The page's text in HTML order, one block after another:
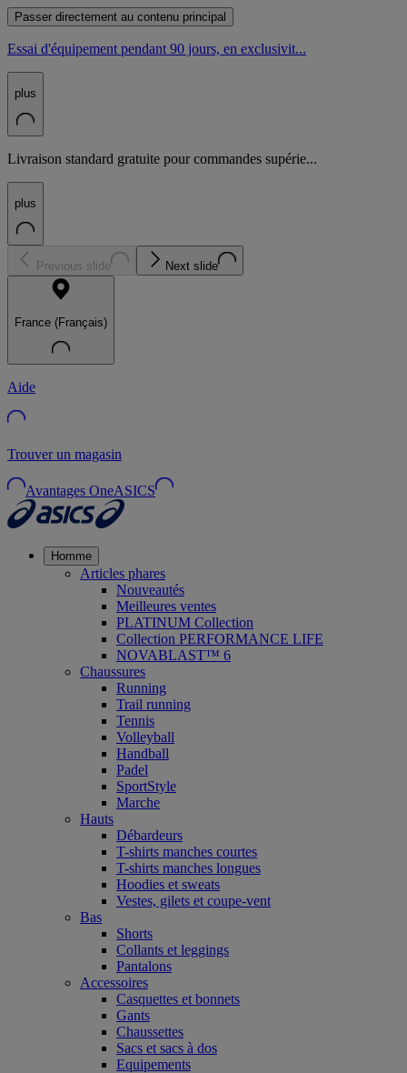
Passer directement au contenu principal
Essai d'équipement pendant 90 jours, en exclusivit...
plus
Livraison standard gratuite pour commandes supérie...
plus
Previous slide Next slide
France (Français)
Aide
Trouver un magasin
Avantages OneASICS
Homme
Articles phares
Nouveautés
Meilleures ventes
PLATINUM Collection
Collection PERFORMANCE LIFE
NOVABLAST™ 6
Chaussures
Running
Trail running
Tennis
Volleyball
Handball
Padel
SportStyle
Marche
Hauts
Débardeurs
T-shirts manches courtes
T-shirts manches longues
Hoodies et sweats
Vestes, gilets et coupe-vent
Bas
Shorts
Collants et leggings
Pantalons
Accessoires
Casquettes et bonnets
Gants
Chaussettes
Sacs et sacs à dos
Equipements